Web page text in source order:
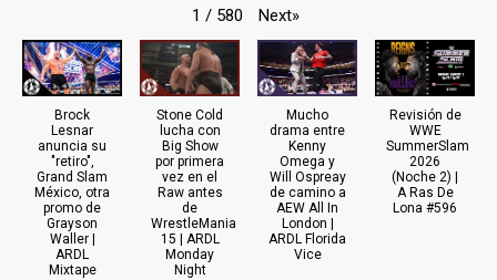
1 / 580 Next»
Brock
Lesnar
anuncia su
"retiro",
Grand Slam
México, otra
promo de
Grayson
Waller |
ARDL
Mixtape
Stone Cold
lucha con
Big Show
por primera
vez en el
Raw antes
de
WrestleMania
15 | ARDL
Monday
Night
Mucho
drama entre
Kenny
Omega y
Will Ospreay
de camino a
AEW All In
London |
ARDL Florida
Vice
Revisión de
WWE
SummerSlam
2026
(Noche 2) |
A Ras De
Lona #596